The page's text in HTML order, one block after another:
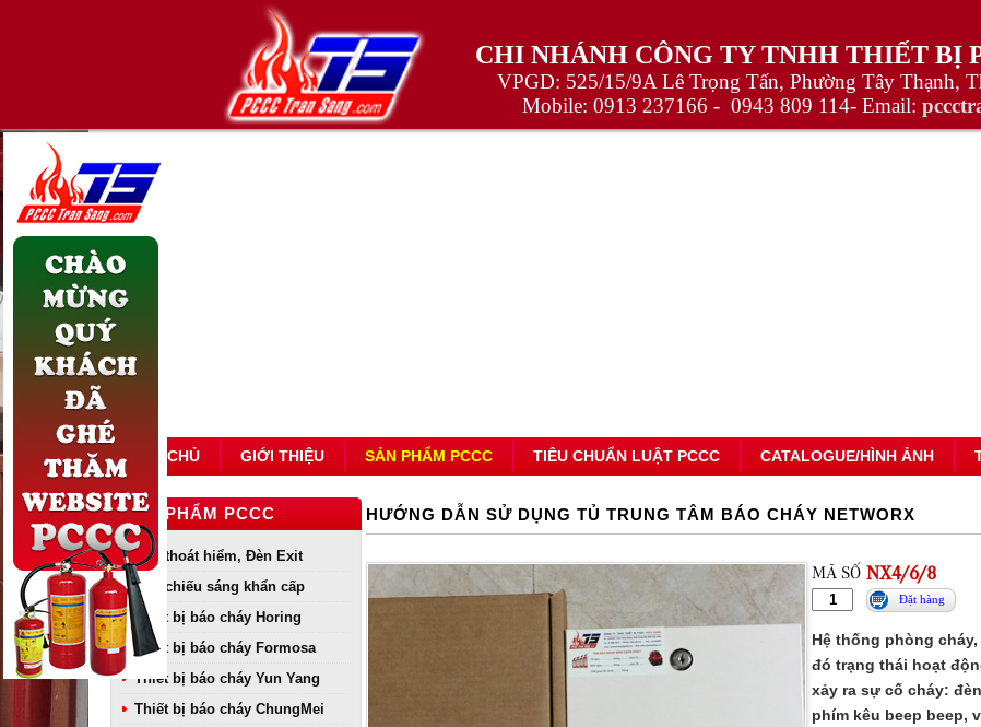
CHI NHÁNH CÔNG TY TNHH THIẾT BỊ
VPGD: 525/15/9A Lê Trọng Tấn, Phường Tây Thạnh,
Mobile: 0913 237166 - 0943 809 114- Email:
TRANG CHỦ GIỚI THIỆU SẢN PHẨM PCCC TIÊU CHUẨN LUẬT PCCC CATALOGUE/HÌNH ẢNH
SẢN PHẨM PCCC
Đèn thoát hiểm, Đèn Exit
Đèn chiếu sáng khẩn cấp
Thiết bị báo cháy Horing
Thiết bị báo cháy Formosa
Thiết bị báo cháy Yun Yang
Thiết bị báo cháy ChungMei
HƯỚNG DẪN SỬ DỤNG TỦ TRUNG TÂM BÁO CHÁY NETWORX
MÃ SỐ NX4/6/8
Đặt hàng
Hệ thống phòng
đó trạng thái hoạt
xảy ra sự cố cháy:
phím kêu beep beep,